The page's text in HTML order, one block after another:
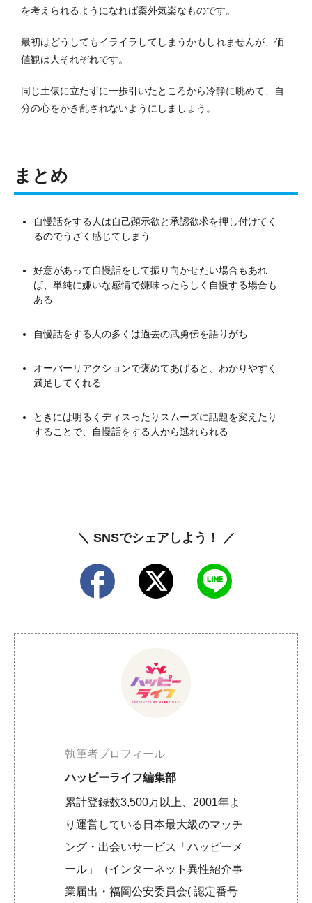
を考えられるようになれば案外気楽なものです。
最初はどうしてもイライラしてしまうかもしれませんが、価
値観は人それぞれです。
同じ土俵に立たずに一歩引いたところから冷静に眺めて、自
分の心をかき乱されないようにしましょう。
まとめ
自慢話をする人は自己顕示欲と承認欲求を押し付けてく
るのでうざく感じてしまう
好意があって自慢話をして振り向かせたい場合もあれ
ば、単純に嫌いな感情で嫌味ったらしく自慢する場合も
ある
自慢話をする人の多くは過去の武勇伝を語りがち
オーバーリアクションで褒めてあげると、わかりやすく
満足してくれる
ときには明るくディスったりスムーズに話題を変えたり
することで、自慢話をする人から逃れられる
＼ SNSでシェアしよう！ ／
執筆者プロフィール
ハッピーライフ編集部
累計登録数3,500万以上、2001年よ
り運営している日本最大級のマッチ
ング・出会いサービス「ハッピーメ
ール」（インターネット異性紹介事
業届出・福岡公安委員会( 認定番号